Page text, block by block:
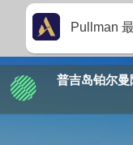
普吉岛铂尔
Pullman